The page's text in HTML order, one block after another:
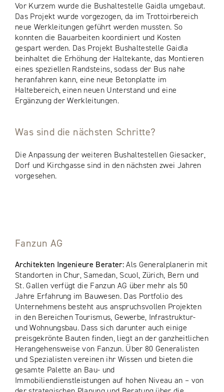
Vor Kurzem wurde die Bushaltestelle Gaidla umgebaut.
Das Projekt wurde vorgezogen, da im Trottoirbereich
neue Werkleitungen geführt werden mussten. So
konnten die Bauarbeiten koordiniert und Kosten
gespart werden. Das Projekt Bushaltestelle Gaidla
beinhaltet die Erhöhung der Haltekante, das Montieren
eines speziellen Randsteins, sodass der Bus nahe
heranfahren kann, eine neue Betonplatte im
Haltebereich, einen neuen Unterstand und eine
Ergänzung der Werkleitungen.
Was sind die nächsten Schritte?
Die Anpassung der weiteren Bushaltestellen Giesacker,
Dorf und Kirchgasse sind in den nächsten zwei Jahren
vorgesehen.
Fanzun AG
Architekten Ingenieure Berater:Als Generalplanerin mit
Standorten in Chur, Samedan, Scuol, Zürich, Bern und
St. Gallen verfügt die Fanzun AG über mehr als 50
Jahre Erfahrung im Bauwesen. Das Portfolio des
Unternehmens besteht aus anspruchsvollen Projekten
in den Bereichen Tourismus, Gewerbe, Infrastruktur-
und Wohnungsbau. Dass sich darunter auch einige
preisgekrönte Bauten finden, liegt an der ganzheitlichen
Herangehensweise von Fanzun. Über 80 Generalisten
und Spezialisten vereinen ihr Wissen und bieten die
gesamte Palette an Bau- und
Immobiliendienstleistungen auf hohen Niveau an – von